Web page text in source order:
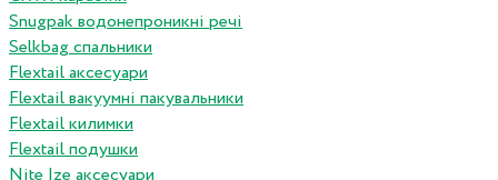
Snugpak водонепроникні речі
Selkbag спальники
Flextail аксесуари
Flextail вакуумні пакувальники
Flextail килимки
Flextail подушки